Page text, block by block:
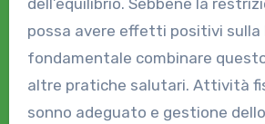
dell’equilibrio. Sebbene la
possa avere effetti positivi sulla
fondamentale combinare
altre pratiche salutari. Attività
sonno adeguato e gestione